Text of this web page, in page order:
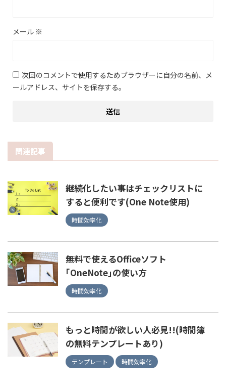
メール ※
次回のコメントで使用するためブラウザーに自分の名前、メ
ールアドレス、サイトを保存する。
関連記事
継続化したい事はチェックリストに
すると便利です(One Note使用)
時間効率化
無料で使えるOfficeソフト
｢OneNote｣の使い方
時間効率化
もっと時間が欲しい人必見!!(時間簿
の無料テンプレートあり)
テンプレート 時間効率化